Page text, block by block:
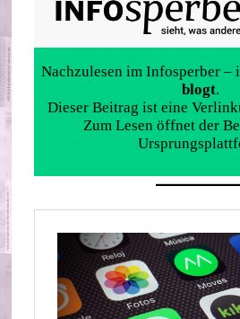
Nachzulesen im Infosperber –
blogt.
Dieser Beitrag ist eine
Zum Lesen öffnet der